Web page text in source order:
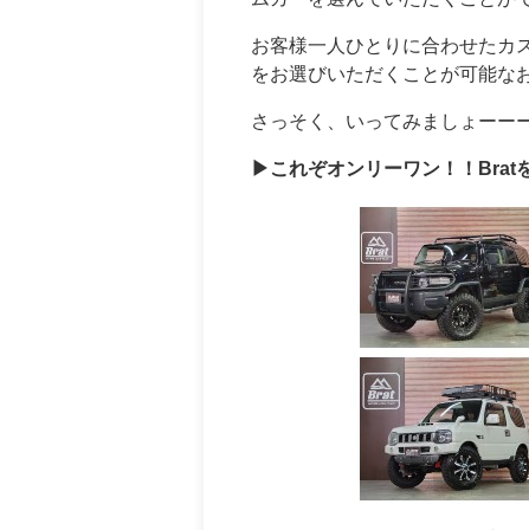
お客様一人ひとりに合わせたカ
をお選びいただくことが可能な
さっそく、いってみましょーー
▶これぞオンリーワン！！Brat